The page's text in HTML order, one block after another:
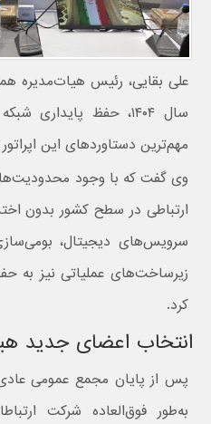
علی بقایی، رئیس هیات‌مدیره
سال ۱۴۰۴، حفظ
مهم‌ترین دستاوردهای این
وی گفت که با وجود
ارتباطی در سطح کشور بدون
سرویس‌های دیجیتال،
زیرساخت‌های عملیاتی نیز به
کرد.
انتخاب اعضای جدید
پس از پایان مجمع عمومی
به‌طور فوق‌العاده شرکت